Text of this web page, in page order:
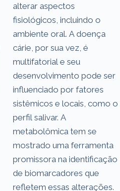
alterar aspectos
fisiológicos, incluindo o
ambiente oral. A doença
cárie, por sua vez, é
multifatorial e seu
desenvolvimento pode ser
influenciado por fatores
sistêmicos e locais, como o
perfil salivar. A
metabolômica tem se
mostrado uma ferramenta
promissora na identificação
de biomarcadores que
refletem essas alterações.